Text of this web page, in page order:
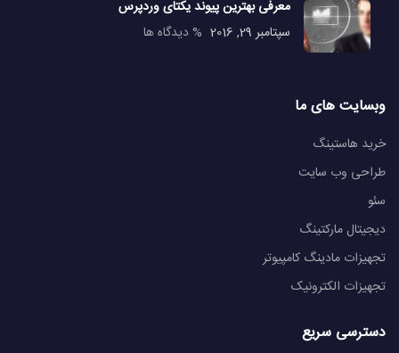
معرفی بهترین پیوند یکتای وردپرس
سپتامبر 29, 2016
% دیدگاه ها
وبسایت های ما
خرید هاستینگ
طراحی وب سایت
سئو
دیجیتال مارکتینگ
تجهیزات مادینگ کامپیوتر
تجهیزات الکترونیک
دسترسی سریع